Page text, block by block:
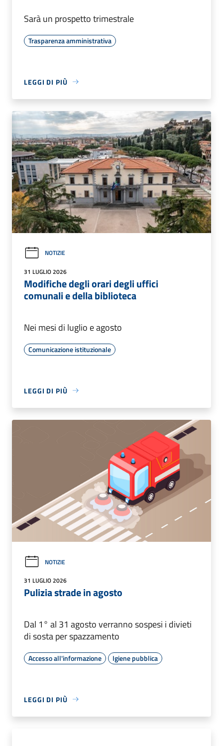
Sarà un prospetto trimestrale
Trasparenza amministrativa
LEGGI DI PIÙ
NOTIZIE
31 LUGLIO 2026
Modifiche degli orari degli uffici
comunali e della biblioteca
Nei mesi di luglio e agosto
Comunicazione istituzionale
LEGGI DI PIÙ
NOTIZIE
31 LUGLIO 2026
Pulizia strade in agosto
Dal 1° al 31 agosto verranno sospesi i divieti
di sosta per spazzamento
Accesso all'informazione Igiene pubblica
LEGGI DI PIÙ